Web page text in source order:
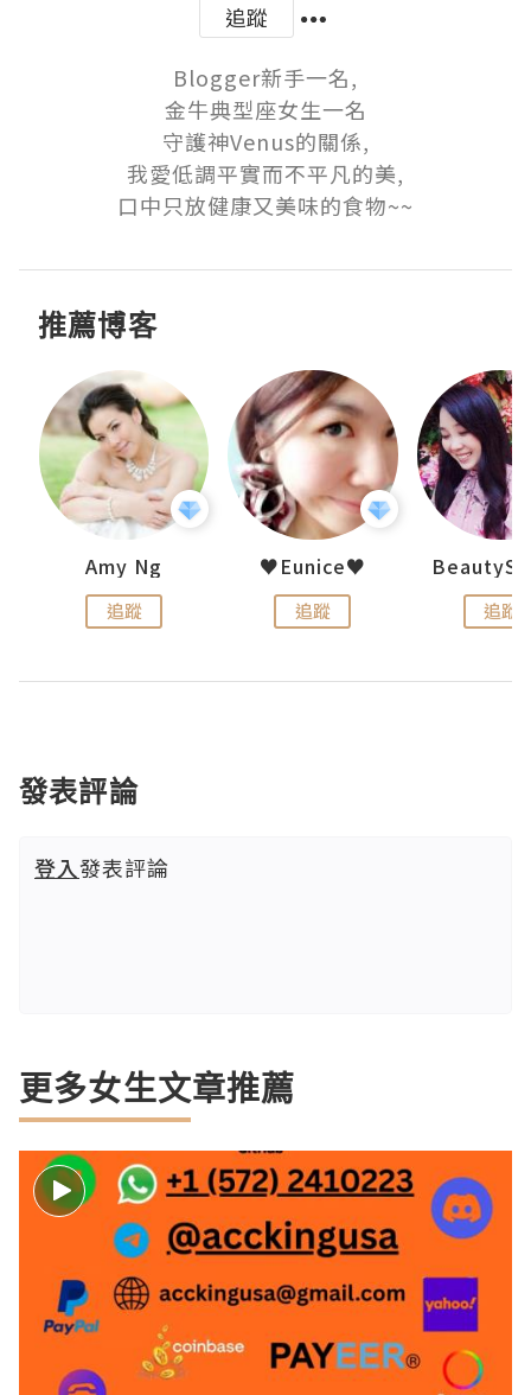
追蹤
Blogger新手一名,
金牛典型座女生一名
守護神Venus的關係,
我愛低調平實而不平凡的美,
口中只放健康又美味的食物~~
推薦博客
Amy Ng
追蹤
♥Eunice♥
追蹤 追蹤
發表評論
登入發表評論
更多女生文章推薦